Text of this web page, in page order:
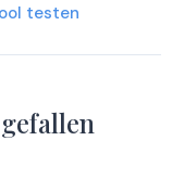
testen